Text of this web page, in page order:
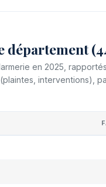
département
en 2025,
(plaintes, interventions),